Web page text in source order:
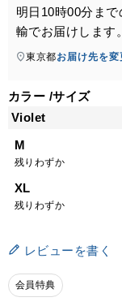
明日 10時00分 ま
輸でお届けします。
東京都お届け先を変
カラー サイズ
Violet
M
残りわずか
XL
残りわずか
レビューを書く
会員特典